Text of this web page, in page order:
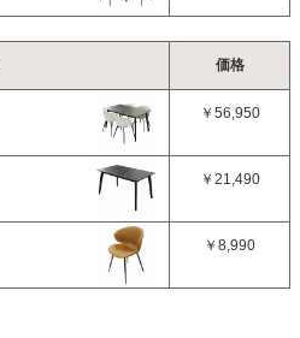
価格
￥56,950
￥21,490
￥8,990